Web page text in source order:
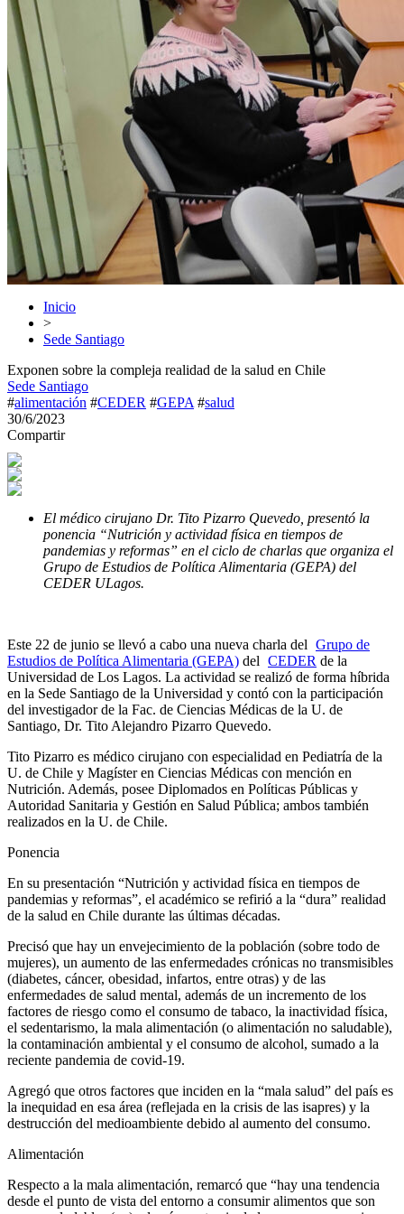
Inicio
>
Sede Santiago
Exponen sobre la compleja realidad de la salud en Chile
Sede Santiago
#alimentación #CEDER #GEPA #salud
30/6/2023
Compartir
El médico cirujano Dr. Tito Pizarro Quevedo, presentó la
ponencia “Nutrición y actividad física en tiempos de
pandemias y reformas” en el ciclo de charlas que organiza el
Grupo de Estudios de Política Alimentaria (GEPA) del
CEDER ULagos.
Este 22 de junio se llevó a cabo una nueva charla del Grupo de
Estudios de Política Alimentaria (GEPA) del CEDER de la
Universidad de Los Lagos. La actividad se realizó de forma híbrida
en la Sede Santiago de la Universidad y contó con la participación
del investigador de la Fac. de Ciencias Médicas de la U. de
Santiago, Dr. Tito Alejandro Pizarro Quevedo.
Tito Pizarro es médico cirujano con especialidad en Pediatría de la
U. de Chile y Magíster en Ciencias Médicas con mención en
Nutrición. Además, posee Diplomados en Políticas Públicas y
Autoridad Sanitaria y Gestión en Salud Pública; ambos también
realizados en la U. de Chile.
Ponencia
En su presentación “Nutrición y actividad física en tiempos de
pandemias y reformas”, el académico se refirió a la “dura” realidad
de la salud en Chile durante las últimas décadas.
Precisó que hay un envejecimiento de la población (sobre todo de
mujeres), un aumento de las enfermedades crónicas no transmisibles
(diabetes, cáncer, obesidad, infartos, entre otras) y de las
enfermedades de salud mental, además de un incremento de los
factores de riesgo como el consumo de tabaco, la inactividad física,
el sedentarismo, la mala alimentación (o alimentación no saludable),
la contaminación ambiental y el consumo de alcohol, sumado a la
reciente pandemia de covid-19.
Agregó que otros factores que inciden en la “mala salud” del país es
la inequidad en esa área (reflejada en la crisis de las isapres) y la
destrucción del medioambiente debido al aumento del consumo.
Alimentación
Respecto a la mala alimentación, remarcó que “hay una tendencia
desde el punto de vista del entorno a consumir alimentos que son